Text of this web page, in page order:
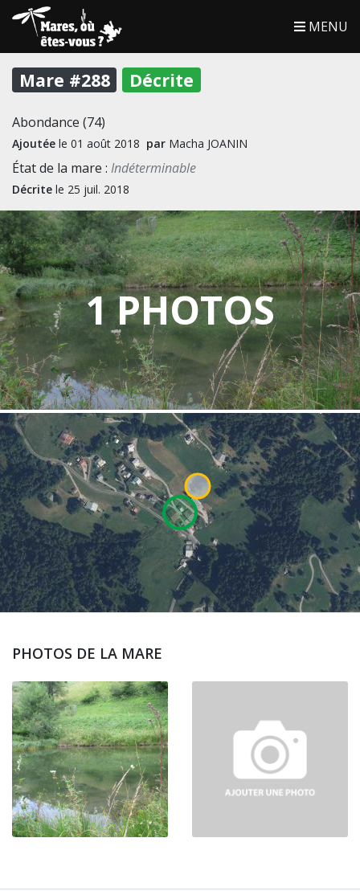
MENU
Mare #288 Décrite
Abondance (74)
Ajoutée le 01 août 2018 par Macha JOANIN
État de la mare : Indéterminable
Décrite le 25 juil. 2018
1 PHOTOS
PHOTOS DE LA MARE